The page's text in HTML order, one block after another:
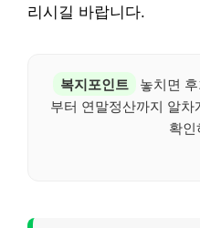
리시길 바랍니다.
복지포인트
놓치면
부터 연말정산까지 알
확인